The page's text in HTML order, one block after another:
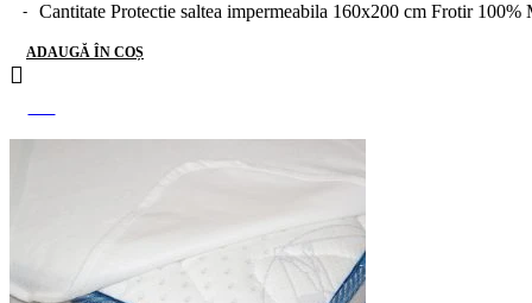
Cantitate Protectie saltea impermeabila 160x200 cm Frotir 100%
ADAUGĂ ÎN COȘ